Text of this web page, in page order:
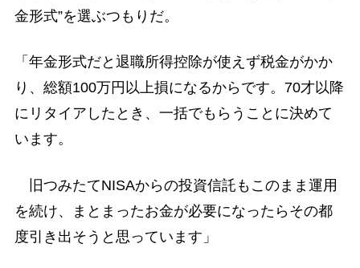
金形式”を選ぶつもりだ。
「年金形式だと退職所得控除が使えず税金がかか
り、総額100万円以上損になるからです。70才以降
にリタイアしたとき、一括でもらうことに決めて
います。
旧つみたてNISAからの投資信託もこのまま運用
を続け、まとまったお金が必要になったらその都
度引き出そうと思っています」